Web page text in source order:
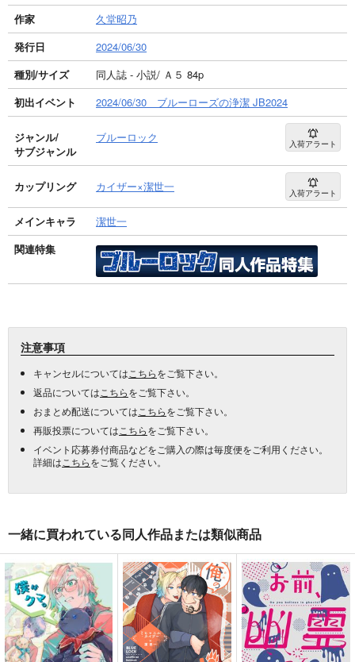
作家
久堂昭乃
発行日
2024/06/30
種別/サイズ
同人誌 - 小説/ Ａ５ 84p
初出イベント
2024/06/30 ブルーローズの浄潔 JB2024
ジャンル/
サブジャンル
ブルーロック 入荷アラート
カップリング カイザー×潔世一 入荷アラート
メインキャラ
潔世一
関連特集
注意事項
キャンセルについては こちらをご覧下さい。
返品については こちらをご覧下さい。
おまとめ配送については こちらをご覧下さい。
再販投票については こちらをご覧下さい。
イベント応募券付商品などをご購入の際は毎度便をご利用ください。
詳細は こちらをご覧ください。
一緒に買われている同人作品または類似商品